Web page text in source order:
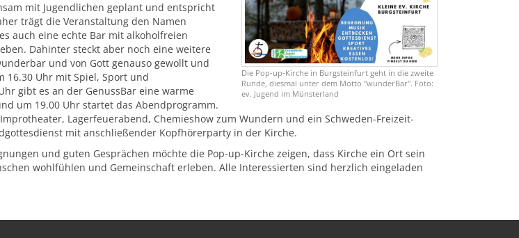
Die Pop-up-Kirche in Burgsteinfurt geht in die zweite
Runde, diesmal unter dem Motto "wunderBar". Foto:
ev. Jugend im Münsterland
mit Jugendlichen geplant und entspricht
trägt die Veranstaltung den Namen
auch eine echte Bar mit alkoholfreien
Dahinter steckt aber noch eine weitere
und von Gott genauso gewollt und
16.30 Uhr mit Spiel, Sport und
gibt es an der GenussBar eine warme
um 19.00 Uhr startet das Abendprogramm.
Lagerfeuerabend, Chemieshow zum Wundern und ein Schweden-Freizeit-
mit anschließender Kopfhörerparty in der Kirche.
und guten Gesprächen möchte die Pop-up-Kirche zeigen, dass Kirche ein Ort sein
wohlfühlen und Gemeinschaft erleben. Alle Interessierten sind herzlich eingeladen